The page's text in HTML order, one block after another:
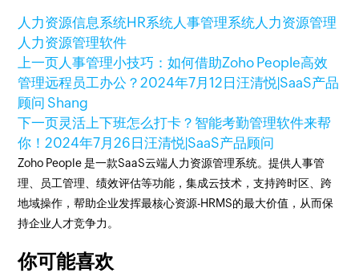
人力资源信息系统HR系统人事管理系统人力资源管理
人力资源管理软件
上一页人事管理小技巧：如何借助Zoho People高效
管理远程员工办公？2024年7月12日汪清悦|SaaS产品
顾问 Shang
下一页灵活上下班怎么打卡？智能考勤管理软件来帮
你！2024年7月26日汪清悦|SaaS产品顾问
Zoho People 是一款SaaS云端人力资源管理系统。提供人事管
理、员工管理、绩效评估等功能，集成云技术，支持跨时区、跨
地域操作，帮助企业发挥最核心资源-HRMS的最大价值，从而保
持企业人才竞争力。
你可能喜欢